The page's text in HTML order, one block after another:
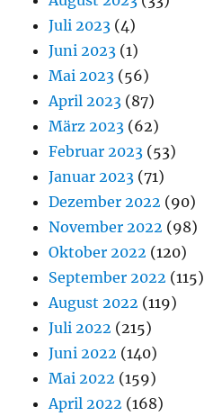
Juli 2023 (4)
Juni 2023 (1)
Mai 2023 (56)
April 2023 (87)
März 2023 (62)
Februar 2023 (53)
Januar 2023 (71)
Dezember 2022 (90)
November 2022 (98)
Oktober 2022 (120)
September 2022 (115)
August 2022 (119)
Juli 2022 (215)
Juni 2022 (140)
Mai 2022 (159)
April 2022 (168)